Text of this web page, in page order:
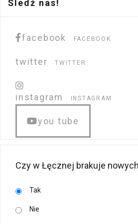
Śledź nas!
facebook FACEBOOK
twitter TWITTER
instagram INSTAGRAM
you tube
Czy w Łęcznej brakuje
Tak
Nie